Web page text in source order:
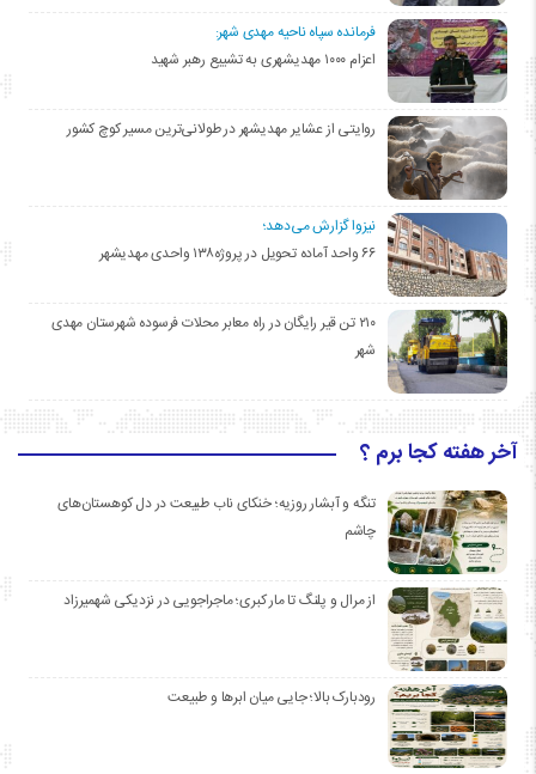
فرمانده سپاه ناحیه مهدی شهر:
اعزام ۱۰۰۰ مهدیشهری به تشییع رهبر شهید
روایتی از عشایر مهدیشهر در طولانی‌ترین مسیر کوچ کشور
نیزوا گزارش می‌دهد؛
۶۶ واحد آماده تحویل در پروژه۱۳۸ واحدی مهدیشهر
۲۱۰ تن قیر رایگان در راه معابر محلات فرسوده شهرستان مهدی
شهر
آخر هفته کجا برم ؟
تنگه و آبشار روزیه؛ خنکای ناب طبیعت در دل کوهستان‌های
چاشم
از مرال و پلنگ تا مار کبری؛ ماجراجویی در نزدیکی شهمیرزاد
رودبارک بالا؛ جایی میان ابرها و طبیعت